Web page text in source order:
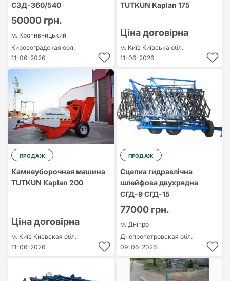
СЗД-360/540
50000 грн.
м. Кропивницький
Кировоградская обл.
11-06-2026
TUTKUN Kaplan 175
Ціна договірна
м. Київ Київська обл.
11-06-2026
ПРОДАЖ
Камнеуборочная машина
TUTKUN Kaplan 200
Ціна договірна
м. Київ Киевская обл.
11-06-2026
ПРОДАЖ
Сцепка гидравлічна
шлейфова двухрядна
СГД-9 СГД-15
77000 грн.
м. Дніпро
Днепропетровская обл.
09-06-2026